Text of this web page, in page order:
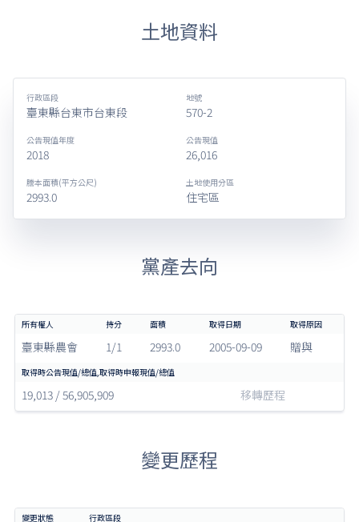
土地資料
行政區段
臺東縣台東市台東段
地號
570-2
公告現值年度
2018
公告現值
26,016
謄本面積(平方公尺)
2993.0
土地使用分區
住宅區
黨產去向
臺東縣農會 1/1 2993.0 2005-09-09 贈與
19,013 / 56,905,909 移轉歷程
變更歷程